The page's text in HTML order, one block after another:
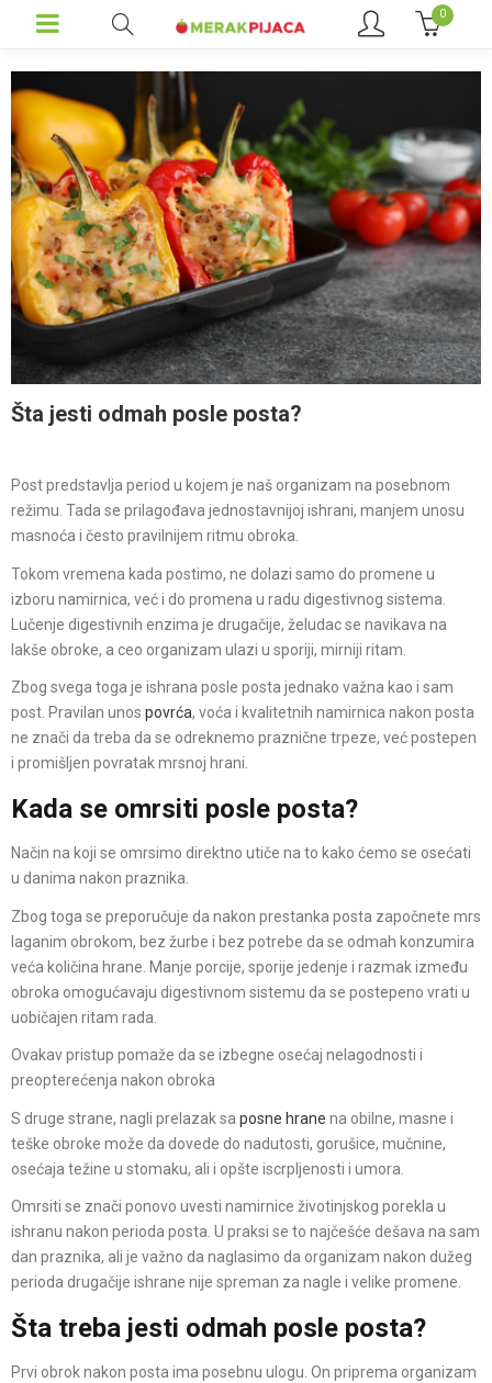
0
Šta jesti odmah posle posta?
Post predstavlja period u kojem je naš organizam na posebnom
režimu. Tada se prilagođava jednostavnijoj ishrani, manjem unosu
masnoća i često pravilnijem ritmu obroka.
Tokom vremena kada postimo, ne dolazi samo do promene u
izboru namirnica, već i do promena u radu digestivnog sistema.
Lučenje digestivnih enzima je drugačije, želudac se navikava na
lakše obroke, a ceo organizam ulazi u sporiji, mirniji ritam.
Zbog svega toga je ishrana posle posta jednako važna kao i sam
post. Pravilan unos povrća, voća i kvalitetnih namirnica nakon posta
ne znači da treba da se odreknemo praznične trpeze, već postepen
i promišljen povratak mrsnoj hrani.
Kada se omrsiti posle posta?
Način na koji se omrsimo direktno utiče na to kako ćemo se osećati
u danima nakon praznika.
Zbog toga se preporučuje da nakon prestanka posta započnete mrs
laganim obrokom, bez žurbe i bez potrebe da se odmah konzumira
veća količina hrane. Manje porcije, sporije jedenje i razmak između
obroka omogućavaju digestivnom sistemu da se postepeno vrati u
uobičajen ritam rada.
Ovakav pristup pomaže da se izbegne osećaj nelagodnosti i
preopterećenja nakon obroka
S druge strane, nagli prelazak sa posne hrane na obilne, masne i
teške obroke može da dovede do nadutosti, gorušice, mučnine,
osećaja težine u stomaku, ali i opšte iscrpljenosti i umora.
Omrsiti se znači ponovo uvesti namirnice životinjskog porekla u
ishranu nakon perioda posta. U praksi se to najčešće dešava na sam
dan praznika, ali je važno da naglasimo da organizam nakon dužeg
perioda drugačije ishrane nije spreman za nagle i velike promene.
Šta treba jesti odmah posle posta?
Prvi obrok nakon posta ima posebnu ulogu. On priprema organizam